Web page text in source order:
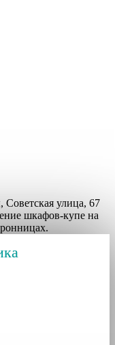
Советская улица, 67
шкафов-купе на